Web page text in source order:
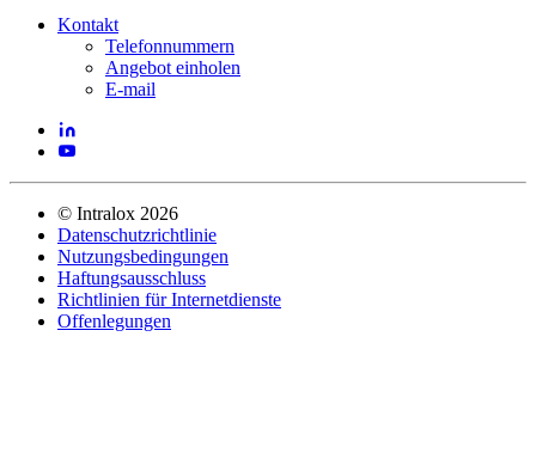
Kontakt
Telefonnummern
Angebot einholen
E-mail
© Intralox 2026
Datenschutzrichtlinie
Nutzungsbedingungen
Haftungsausschluss
Richtlinien für Internetdienste
Offenlegungen